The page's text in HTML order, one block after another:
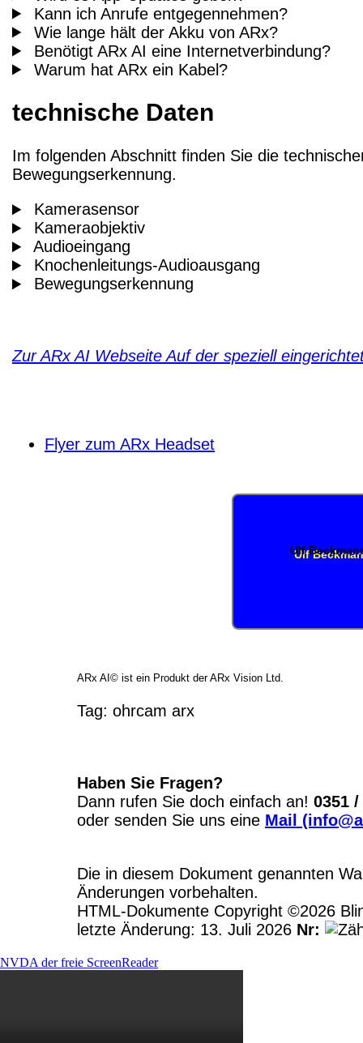
Kann ich Anrufe entgegennehmen?
Wie lange hält der Akku von ARx?
Benötigt ARx AI eine Internetverbindung?
Warum hat ARx ein Kabel?
technische Daten
Im folgenden Abschnitt finden Sie die
Bewegungserkennung.
Kamerasensor
Kameraobjektiv
Audioeingang
Knochenleitungs-Audioausgang
Bewegungserkennung
Zur ARx AI WebseiteAuf der speziell
Flyer zum ARx Headset
Ulf
ARx AI© ist ein Produkt der ARx Vision Ltd.
Tag: ohrcam arx
Haben Sie Fragen?
Dann rufen Sie doch einfach an! 0351 /
oder senden Sie uns eine Mail
Die in diesem Dokument genannten
Änderungen vorbehalten.
HTML-Dokumente Copyright ©2026
letzte Änderung: 13. Juli 2026 Nr:
NVDA der freie ScreenReader